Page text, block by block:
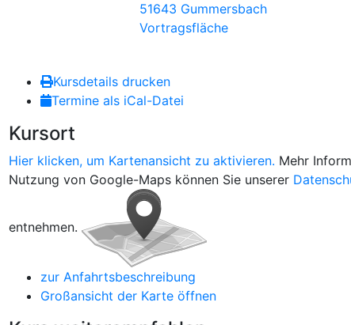
51643 Gummersbach
Vortragsfläche
Kursdetails drucken
Termine als iCal-Datei
Kursort
Hier klicken, um Kartenansicht zu aktivieren. Mehr
Nutzung von Google-Maps können Sie unserer
entnehmen.
zur Anfahrtsbeschreibung
Großansicht der Karte öffnen